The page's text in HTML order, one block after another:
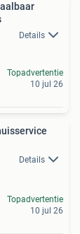
Details
Topadvertentie
10 jul 26
Details
Topadvertentie
10 jul 26